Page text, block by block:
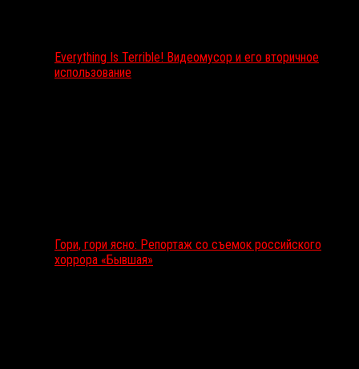
Everything Is Terrible! Видеомусор и его вторичное
использование
Гори, гори ясно: Репортаж со съемок российского
хоррора «Бывшая»